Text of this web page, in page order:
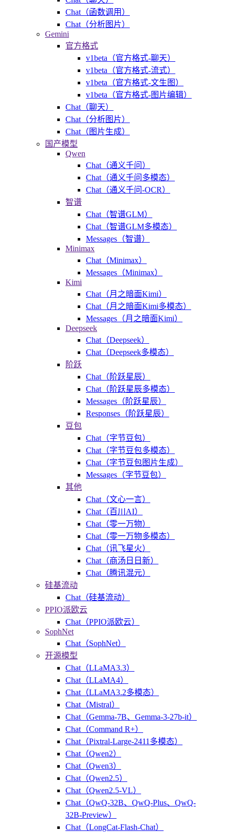
Chat（函数调用）
Chat（分析图片）
Gemini
官方格式
v1beta（官方格式-聊天）
v1beta（官方格式-流式）
v1beta（官方格式-文生图）
v1beta（官方格式-图片编辑）
Chat（聊天）
Chat（分析图片）
Chat（图片生成）
国产模型
Qwen
Chat（通义千问）
Chat（通义千问多模态）
Chat（通义千问-OCR）
智谱
Chat（智谱GLM）
Chat（智谱GLM多模态）
Messages（智谱）
Minimax
Chat（Minimax）
Messages（Minimax）
Kimi
Chat（月之暗面Kimi）
Chat（月之暗面Kimi多模态）
Messages（月之暗面Kimi）
Deepseek
Chat（Deepseek）
Chat（Deepseek多模态）
阶跃
Chat（阶跃星辰）
Chat（阶跃星辰多模态）
Messages（阶跃星辰）
Responses（阶跃星辰）
豆包
Chat（字节豆包）
Chat（字节豆包多模态）
Chat（字节豆包图片生成）
Messages（字节豆包）
其他
Chat（文心一言）
Chat（百川AI）
Chat（零一万物）
Chat（零一万物多模态）
Chat（讯飞星火）
Chat（商汤日日新）
Chat（腾讯混元）
硅基流动
Chat（硅基流动）
PPIO派欧云
Chat（PPIO派欧云）
SophNet
Chat（SophNet）
开源模型
Chat（LLaMA3.3）
Chat（LLaMA4）
Chat（LLaMA3.2多模态）
Chat（Mistral）
Chat（Gemma-7B、Gemma-3-27b-it）
Chat（Command R+）
Chat（Pixtral-Large-2411多模态）
Chat（Qwen2）
Chat（Qwen3）
Chat（Qwen2.5）
Chat（Qwen2.5-VL）
Chat（QwQ-32B、QwQ-Plus、QwQ-
32B-Preview）
Chat（LongCat-Flash-Chat）